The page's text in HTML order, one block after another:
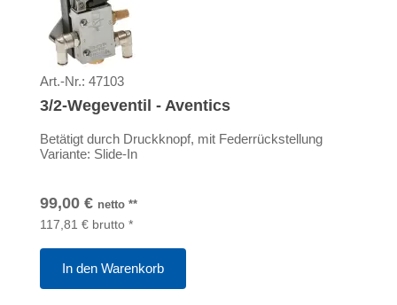
Art.-Nr.: 47103
3/2-Wegeventil - Aventics
Betätigt durch Druckknopf, mit Federrückstellung
Variante: Slide-In
99,00 € netto **
117,81 € brutto *
In den Warenkorb